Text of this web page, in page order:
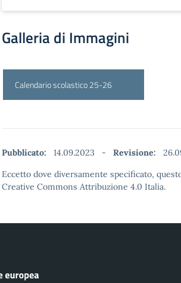
Galleria di Immagini
Calendario scolastico 25-26
Pubblicato: 14.09.2023 - Revisione:
Eccetto dove diversamente specificato,
Creative Commons Attribuzione 4.0 Italia.